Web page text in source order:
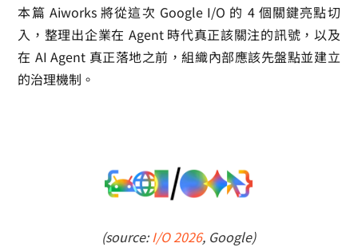
本篇 Aiworks 將從這次 Google I/O 的 4 個關鍵亮點切
入，整理出企業在 Agent 時代真正該關注的訊號，以及
在 AI Agent 真正落地之前，組織內部應該先盤點並建立
的治理機制。
(source:I/O 2026, Google)